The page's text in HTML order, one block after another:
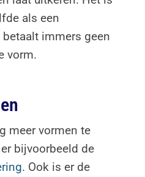
als een
betaalt immers geen
vorm.
meer vormen te
bijvoorbeeld de
. Ook is er de